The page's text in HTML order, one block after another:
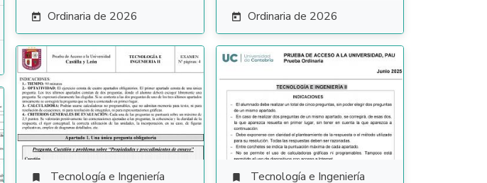
 Ordinaria de 2026  Ordinaria de 2026
 Tecnología e Ingeniería  Tecnología e Ingeniería